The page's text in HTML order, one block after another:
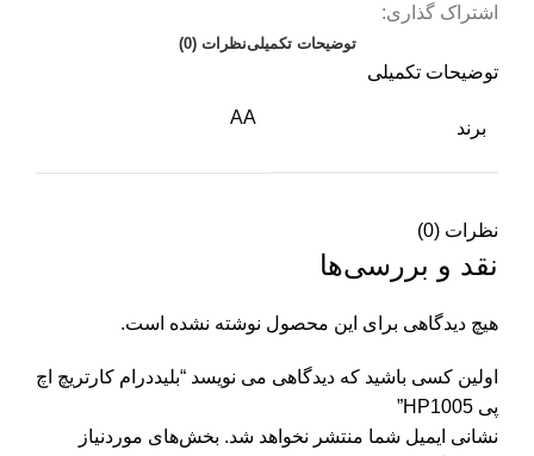
اشتراک گذاری:
توضیحات تکمیلینظرات (0)
توضیحات تکمیلی
برند
AA
نظرات (0)
نقد و بررسی‌ها
هیچ دیدگاهی برای این محصول نوشته نشده است.
اولین کسی باشید که دیدگاهی می نویسد “بلیددرام کارتریچ اچ
پی HP1005”
نشانی ایمیل شما منتشر نخواهد شد. بخش‌های موردنیاز